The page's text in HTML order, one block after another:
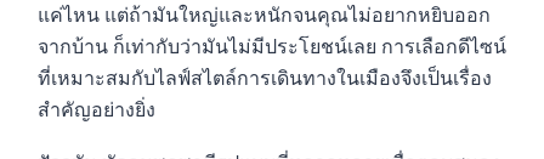
แค่ไหน แต่ถ้ามันใหญ่และหนักจนคุณไม่อยากหยิบออก
จากบ้าน ก็เท่ากับว่ามันไม่มีประโยชน์เลย การเลือกดีไซน์
ที่เหมาะสมกับไลฟ์สไตล์การเดินทางในเมืองจึงเป็นเรื่อง
สำคัญอย่างยิ่ง